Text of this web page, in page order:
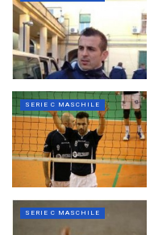
SERIE C MASCHILE
SERIE C MASCHILE